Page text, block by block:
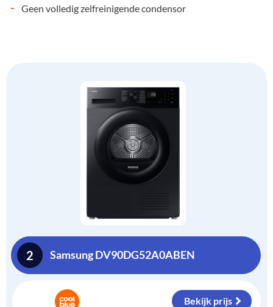
- Geen volledig zelfreinigende condensor
2 Samsung DV90DG52A0ABEN
Bekijk prijs